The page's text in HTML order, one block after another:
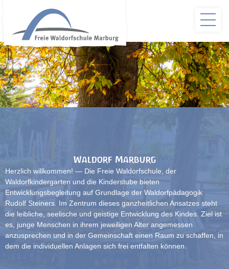
Waldorf Marburg
Herzlich willkommen! — Die Freie Waldorfschule, der
Waldorfkindergarten und die Kinderstube bieten
Entwicklungsbegleitung auf Grundlage der Waldorfpädagogik
Rudolf Steiners. Im Zentrum dieses ganzheitlichen Ansatzes steht
die leibliche, seelische und geistige Entwicklung des Kindes. Ziel ist
es, junge Menschen in ihrem jeweiligen Alter angemessen
anzusprechen und in der Gemeinschaft einen Raum zu schaffen, in
dem die individuellen Anlagen sich frei entfalten können.